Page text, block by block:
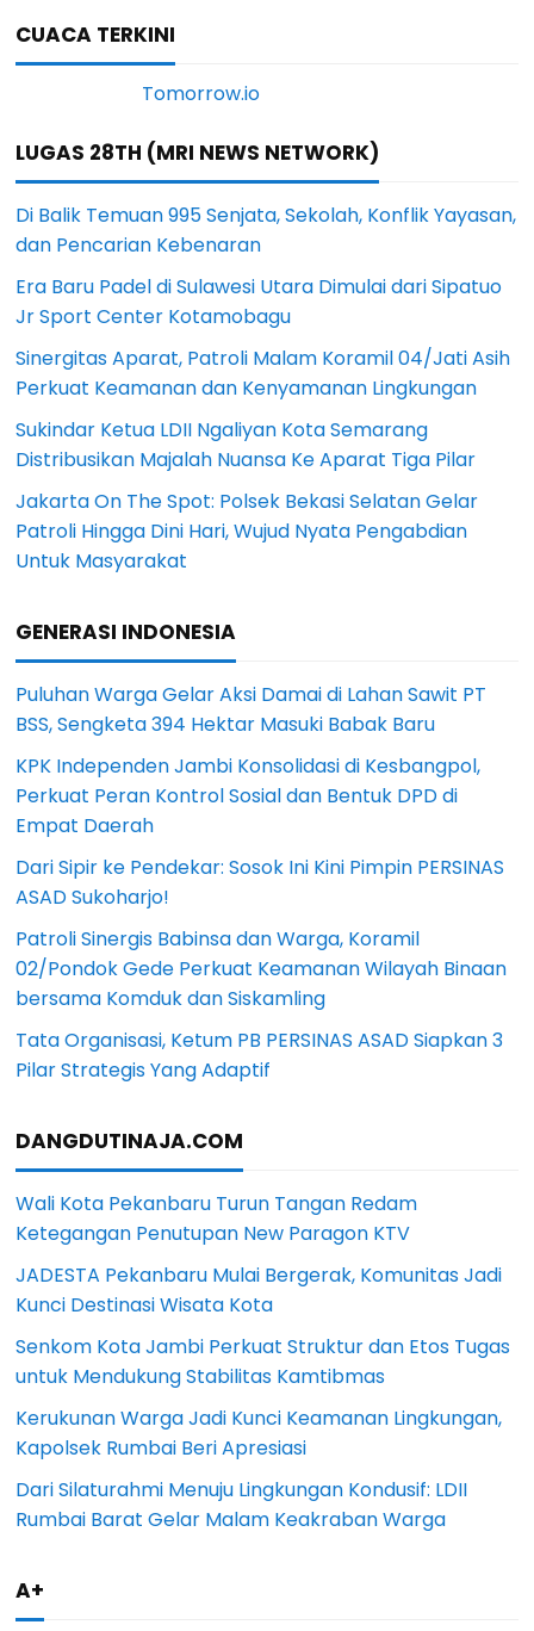
CUACA TERKINI
LUGAS 28TH (MRI NEWS NETWORK)
Di Balik Temuan 995 Senjata, Sekolah, Konflik Yayasan,
dan Pencarian Kebenaran
Era Baru Padel di Sulawesi Utara Dimulai dari Sipatuo
Jr Sport Center Kotamobagu
Sinergitas Aparat, Patroli Malam Koramil 04/Jati Asih
Perkuat Keamanan dan Kenyamanan Lingkungan
Sukindar Ketua LDII Ngaliyan Kota Semarang
Distribusikan Majalah Nuansa Ke Aparat Tiga Pilar
Jakarta On The Spot: Polsek Bekasi Selatan Gelar
Patroli Hingga Dini Hari, Wujud Nyata Pengabdian
Untuk Masyarakat
GENERASI INDONESIA
Puluhan Warga Gelar Aksi Damai di Lahan Sawit PT
BSS, Sengketa 394 Hektar Masuki Babak Baru
KPK Independen Jambi Konsolidasi di Kesbangpol,
Perkuat Peran Kontrol Sosial dan Bentuk DPD di
Empat Daerah
Dari Sipir ke Pendekar: Sosok Ini Kini Pimpin PERSINAS
ASAD Sukoharjo!
Patroli Sinergis Babinsa dan Warga, Koramil
02/Pondok Gede Perkuat Keamanan Wilayah Binaan
bersama Komduk dan Siskamling
Tata Organisasi, Ketum PB PERSINAS ASAD Siapkan 3
Pilar Strategis Yang Adaptif
DANGDUTINAJA.COM
Wali Kota Pekanbaru Turun Tangan Redam
Ketegangan Penutupan New Paragon KTV
JADESTA Pekanbaru Mulai Bergerak, Komunitas Jadi
Kunci Destinasi Wisata Kota
Senkom Kota Jambi Perkuat Struktur dan Etos Tugas
untuk Mendukung Stabilitas Kamtibmas
Kerukunan Warga Jadi Kunci Keamanan Lingkungan,
Kapolsek Rumbai Beri Apresiasi
Dari Silaturahmi Menuju Lingkungan Kondusif: LDII
Rumbai Barat Gelar Malam Keakraban Warga
A+